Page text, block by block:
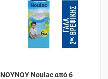
ΝΟΥΝΟΥ Noulac από 6